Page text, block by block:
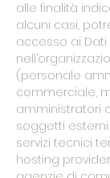
alle finalità
alcuni casi,
accesso ai
(personale
commerciale,
amministratori
soggetti
servizi tecnici
hosting